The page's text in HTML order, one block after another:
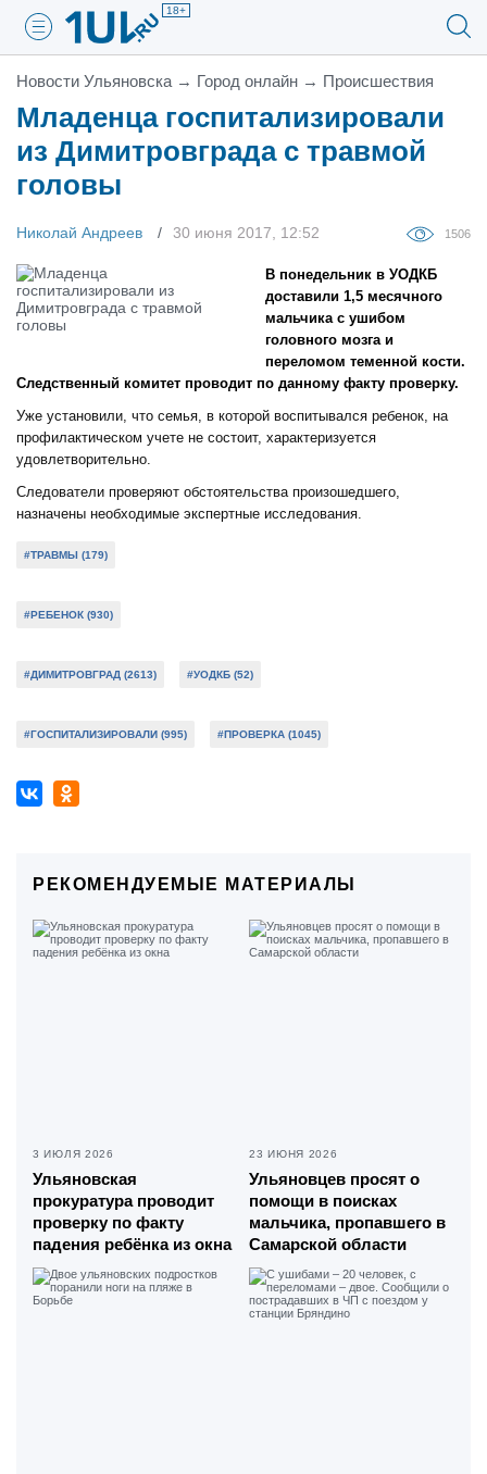
18+
Новости Ульяновска → Город онлайн → Проиcшествия
Младенца госпитализировали
из Димитровграда с травмой
головы
Николай Андреев 30 июня 2017, 12:52 1506
В понедельник в УОДКБ
доставили 1,5 месячного
мальчика с ушибом
головного мозга и
переломом теменной кости.
Следственный комитет проводит по данному факту проверку.
Уже установили, что семья, в которой воспитывался ребенок, на
профилактическом учете не состоит, характеризуется
удовлетворительно.
Следователи проверяют обстоятельства произошедшего,
назначены необходимые экспертные исследования.
#ТРАВМЫ (179)
#РЕБЕНОК (930)
#ДИМИТРОВГРАД (2613) #УОДКБ (52)
#ГОСПИТАЛИЗИРОВАЛИ (995) #ПРОВЕРКА (1045)
РЕКОМЕНДУЕМЫЕ МАТЕРИАЛЫ
3 ИЮЛЯ 2026
Ульяновская
прокуратура проводит
проверку по факту
падения ребёнка из окна
23 ИЮНЯ 2026
Ульяновцев просят о
помощи в поисках
мальчика, пропавшего в
Самарской области